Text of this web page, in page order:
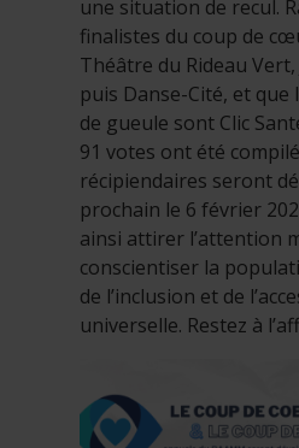
une situation de recul.
finalistes du coup de
Théâtre du Rideau Vert,
puis Danse-Cité, et que
de gueule sont Clic
91 votes ont été
récipiendaires seront
prochain le 6 février
ainsi attirer l’attention
conscientiser la
de l’inclusion et de
universelle. Restez à